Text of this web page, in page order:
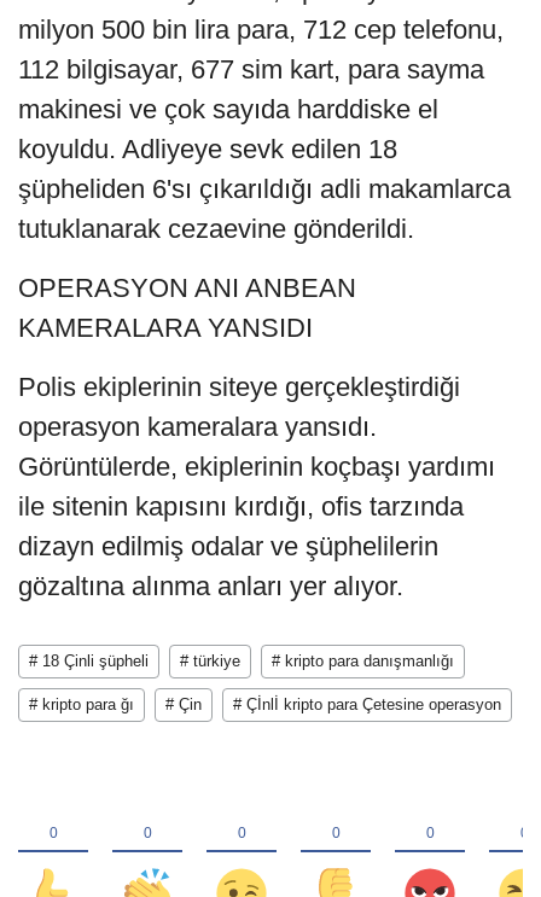
milyon 500 bin lira para, 712 cep telefonu,
112 bilgisayar, 677 sim kart, para sayma
makinesi ve çok sayıda harddiske el
koyuldu. Adliyeye sevk edilen 18
şüpheliden 6'sı çıkarıldığı adli makamlarca
tutuklanarak cezaevine gönderildi.
OPERASYON ANI ANBEAN
KAMERALARA YANSIDI
Polis ekiplerinin siteye gerçekleştirdiği
operasyon kameralara yansıdı.
Görüntülerde, ekiplerinin koçbaşı yardımı
ile sitenin kapısını kırdığı, ofis tarzında
dizayn edilmiş odalar ve şüphelilerin
gözaltına alınma anları yer alıyor.
# 18 Çinli şüpheli # türkiye # kripto para danışmanlığı
# kripto para ğı # Çin # Çİnlİ kripto para Çetesine operasyon